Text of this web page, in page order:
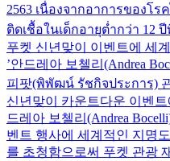
2563 เนื่องจากอาการของโ
ติดเชื้อในเด็กอายุต่ำกว่า 12
푸켓 신년맞이 이벤트에 세
’안드레아 보첼리(Andrea
피팟(พิพัฒน์ รัชกิจประการ)
신년맞이 카운트다운 이벤
드레아 보첼리(Andrea
벤트 행사에 세계적인 지명
를 초청함으로써 푸켓 관광